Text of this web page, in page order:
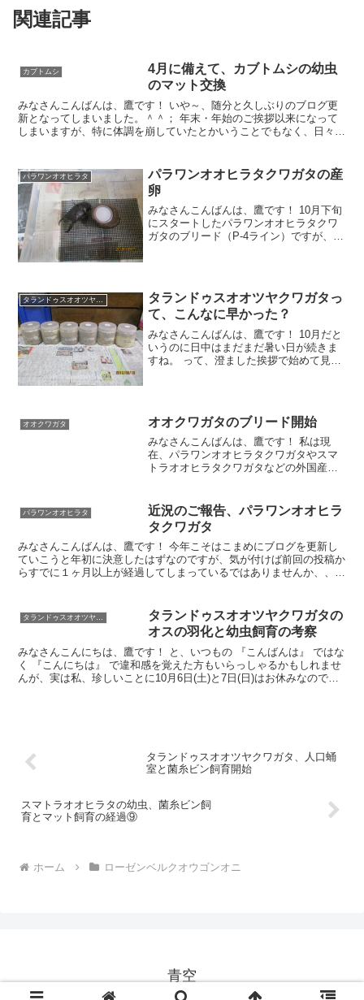
関連記事
カブトムシ
4月に備えて、カブトムシの幼虫
のマット交換
みなさんこんばんは、鷹です！ いや～、随分と久しぶりのブログ更
新となってしまいました。＾＾； 年末・年始のご挨拶以来になって
しまいますが、特に体調を崩していたとかいうことでもなく、日々
パラワンオオヒラタ
パラワンオオヒラタクワガタの産
卵
みなさんこんばんは、鷹です！ 10月下旬
にスタートしたパラワンオオヒラタクワ
ガタのブリード（P-4ライン）ですが、そ
タランドゥスオオツヤクワガタ
タランドゥスオオツヤクワガタっ
て、こんなに早かった？
みなさんこんばんは、鷹です！ 10月だと
いうのに日中はまだまだ暑い日が続きま
すね。 って、澄ました挨拶で始めて見ま
オオクワガタ オオクワガタのブリード開始
みなさんこんばんは、鷹です！ 私は現
在、パラワンオオヒラタクワガタやスマ
トラオオヒラタクワガタなどの外国産ク
ができないのが、日本では最大になるク
ワガタ、 『オオクワガタ
パラワンオオヒラタ
近況のご報告、パラワンオオヒラ
タクワガタ
みなさんこんばんは、鷹です！ 今年こそはこまめにブログを更新し
ていこうと年初に決意したはずなのですが、気が付けば前回の投稿か
らすでに１ヶ月以上が経過してしまっているではありませんか、、、
タランドゥスオオツヤクワガタ
タランドゥスオオツヤクワガタの
オスの羽化と幼虫飼育の考察
みなさんこんにちは、鷹です！ と、いつもの 『こんばんは』 ではな
く 『こんにちは』 で違和感を覚えた方もいらっしゃるかもしれませ
んが、実は私、珍しいことに10月6日(土)と7日(日)はお休みなので
タランドゥスオオツヤクワガタ、人口蛹
室と菌糸ビン飼育開始
スマトラオオヒラタの幼虫、菌糸ビン飼
育とマット飼育の経過⑨
ホーム ローゼンベルクオウゴンオニ
青空